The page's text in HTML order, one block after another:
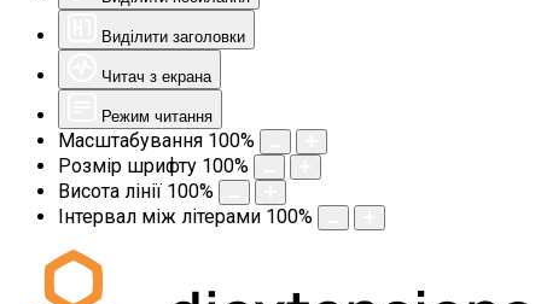
Виділити заголовки
Читач з екрана
Режим читання
Масштабування 100%
Розмір шрифту 100%
Висота лінії 100%
Інтервал між літерами 100%